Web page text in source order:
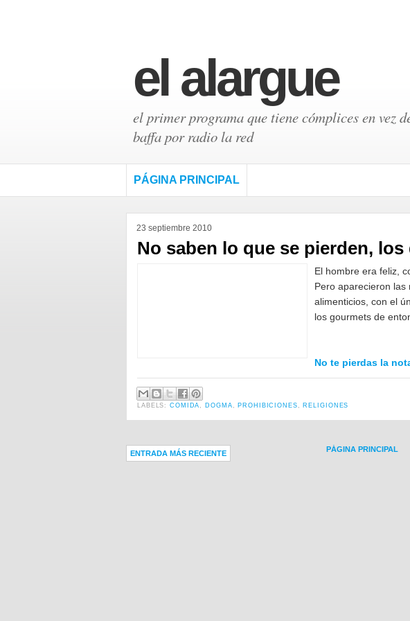
el alargue
el primer programa que tiene cómplices en vez
baffa por radio la red
PÁGINA PRINCIPAL
23 septiembre 2010
No saben lo que se pierden, los
El hombre era feliz,
Pero aparecieron las
alimenticios, con el
los gourmets de
No te pierdas la
LABELS:COMIDA DOGMA PROHIBICIONES RELIGIONES
ENTRADA MÁS RECIENTE PÁGINA PRINCIPAL